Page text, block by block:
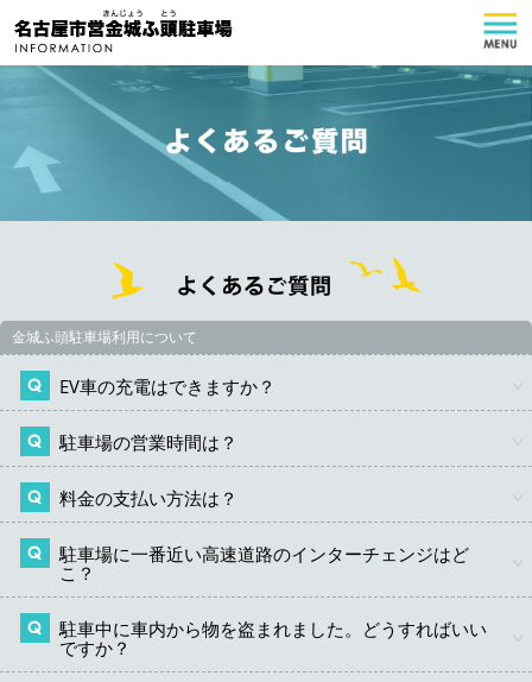
金城ふ頭駐車場利用について
EV車の充電はできますか？
1階東エリアにございます。場内の案内に従って入庫して
ください。なお、充電ケーブルの備え付けはございませ
んので、充電ケーブルをご持参ください。
※ただし場内混雑が想定される場合にはご利用いただけな
駐車場の営業時間は？
24時間可能です。夜間入場口制限の場合がございます。
現地の誘導に従ってご入場ください。
料金の支払い方法は？
駐車料金のお支払いは現金、回数券、クレジットカー
ド、交通系ICカード、電子マネーがご利用いただけます。
駐車場に一番近い高速道路のインターチェンジはど
こ？
伊勢湾岸自動車道「名港中央」ICが最寄りのインターチェ
ンジとなります。
駐車中に車内から物を盗まれました。どうすればいい
ですか？